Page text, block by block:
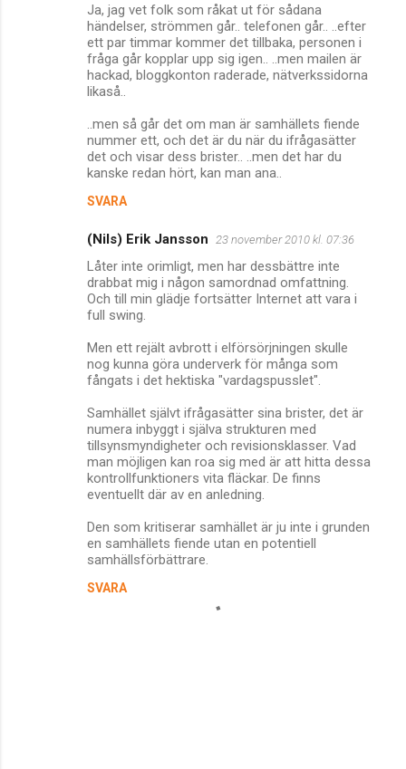
Ja, jag vet folk som råkat ut för sådana
händelser, strömmen går.. telefonen går.. ..efter
ett par timmar kommer det tillbaka, personen i
fråga går kopplar upp sig igen.. ..men mailen är
hackad, bloggkonton raderade, nätverkssidorna
likaså..
..men så går det om man är samhällets fiende
nummer ett, och det är du när du ifrågasätter
det och visar dess brister.. ..men det har du
kanske redan hört, kan man ana..
SVARA
(Nils) Erik Jansson 23 november 2010 kl. 07:36
Låter inte orimligt, men har dessbättre inte
drabbat mig i någon samordnad omfattning.
Och till min glädje fortsätter Internet att vara i
full swing.
Men ett rejält avbrott i elförsörjningen skulle
nog kunna göra underverk för många som
fångats i det hektiska "vardagspusslet".
Samhället självt ifrågasätter sina brister, det är
numera inbyggt i själva strukturen med
tillsynsmyndigheter och revisionsklasser. Vad
man möjligen kan roa sig med är att hitta dessa
kontrollfunktioners vita fläckar. De finns
eventuellt där av en anledning.
Den som kritiserar samhället är ju inte i grunden
en samhällets fiende utan en potentiell
samhällsförbättrare.
SVARA